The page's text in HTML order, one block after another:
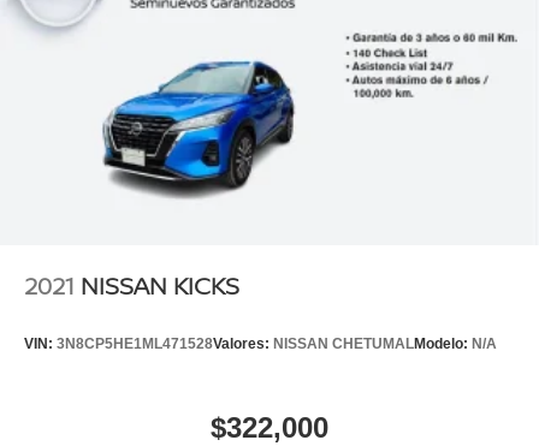
2021 NISSAN KICKS
VIN: 3N8CP5HE1ML471528Valores: NISSAN CHETUMALModelo: N/A
$322,000